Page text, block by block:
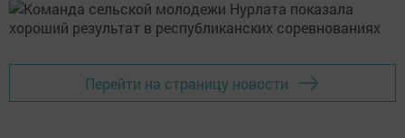
Перейти на страницу новости